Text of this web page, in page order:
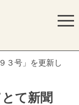
３号」を更新し
て新聞